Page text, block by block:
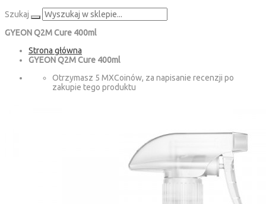
Szukaj
GYEON Q2M Cure 400ml
Strona główna
GYEON Q2M Cure 400ml
Otrzymasz 5 MXCoinów, za napisanie recenzji po
zakupie tego produktu